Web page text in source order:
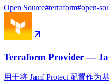
Open Source#terraform#open-
Terraform Provider —
用于将 Jamf Protect 配置作为